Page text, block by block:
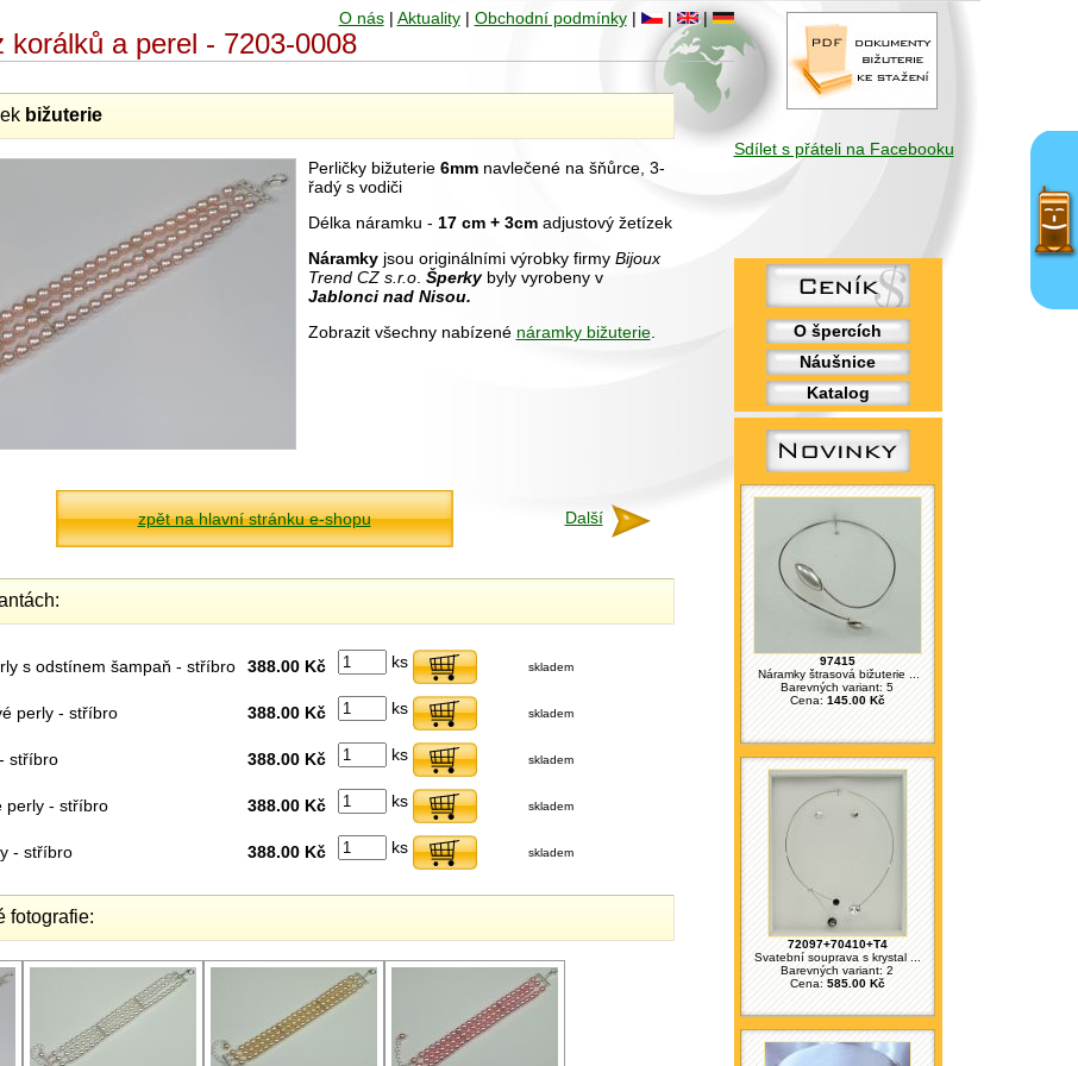
Sdílet s přáteli na Facebooku
O špercích
Náušnice
Katalog
97415
Náramky štrasová bižuterie ...
Barevných variant: 5
Cena: 145.00 Kč
72097+70410+T4
Svatební souprava s krystal ...
Barevných variant: 2
Cena: 585.00 Kč
O nás| Aktuality| Obchodní podmínky| | |
a perel - 7203-0008
bižuterie
Perličky bižuterie 6mmnavlečené na šňůrce, 3-
řadý s vodiči
Délka náramku - 17 cm + 3cmadjustový žetízek
Náramky jsou originálními výrobky firmy Bijoux
Trend CZ s.r.o. Šperky byly vyrobeny v
Jablonci nad Nisou.
Zobrazit všechny nabízené náramky bižuterie.
zpět na hlavní stránku e-shopu Další
s odstínem šampaň - stříbro 388.00 Kč ks skladem
perly - stříbro 388.00 Kč ks skladem
stříbro 388.00 Kč ks skladem
perly - stříbro 388.00 Kč ks skladem
- stříbro 388.00 Kč ks skladem
fotografie: